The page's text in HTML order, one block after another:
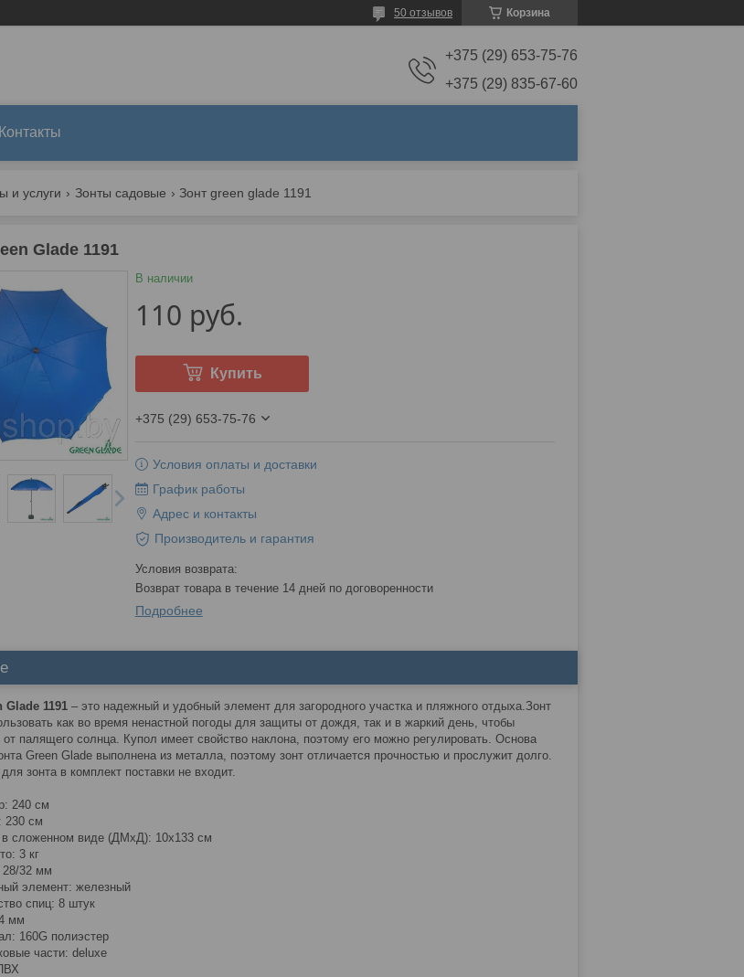
Корзина
50 отзывов
+375 (29) 653-75-76
+375 (29) 835-67-60
Контакты
и услуги Зонты садовые Зонт green glade 1191
Glade 1191
В наличии
110 руб.
Купить
+375 (29) 653-75-76
Условия оплаты и доставки
График работы
Адрес и контакты
Производитель и гарантия
возврат товара в течение 14 дней по договоренности
Подробнее
Glade 1191 – это надежный и удобный элемент для загородного участка и пляжного отдыха.Зонт
как во время ненастной погоды для защиты от дождя, так и в жаркий день, чтобы
от палящего солнца. Купол имеет свойство наклона, поэтому его можно регулировать. Основа
Green Glade выполнена из металла, поэтому зонт отличается прочностью и прослужит долго.
зонта в комплект поставки не входит.
240 cм
см
сложенном виде (ДМхД): 10х133 см
3 кг
32 мм
элемент: железный
спиц: 8 штук
мм
160G полиэстер
части: deluxe